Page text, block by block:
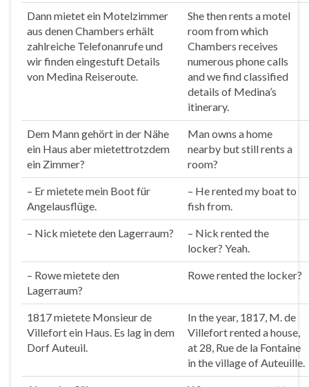
Dannmietetein Motelzimmer
aus denen Chambers erhält
zahlreiche Telefonanrufe und
wir finden eingestuft Details
von Medina Reiseroute.
She thenrents a motel
room from which
Chambers receives
numerous phone calls
and we find classified
details of Medina’s
itinerary.
Dem Mann gehört in der Nähe
ein Haus abermietettrotzdem
ein Zimmer?
Man owns a home
nearby but stillrents a
room?
– Ermietetemein Boot für
Angelausflüge.
– Herentedmy boat to
fish from.
– Nick mieteteden Lagerraum? – Nick rentedthe
locker? Yeah.
– Rowemieteteden
Lagerraum?
Rowerentedthe locker?
1817mietete Monsieur de
Villefort ein Haus. Es lag in dem
Dorf Auteuil.
In the year, 1817, M. de
Villefortrenteda house,
at 28, Rue de la Fontaine
in the village of Auteuille.